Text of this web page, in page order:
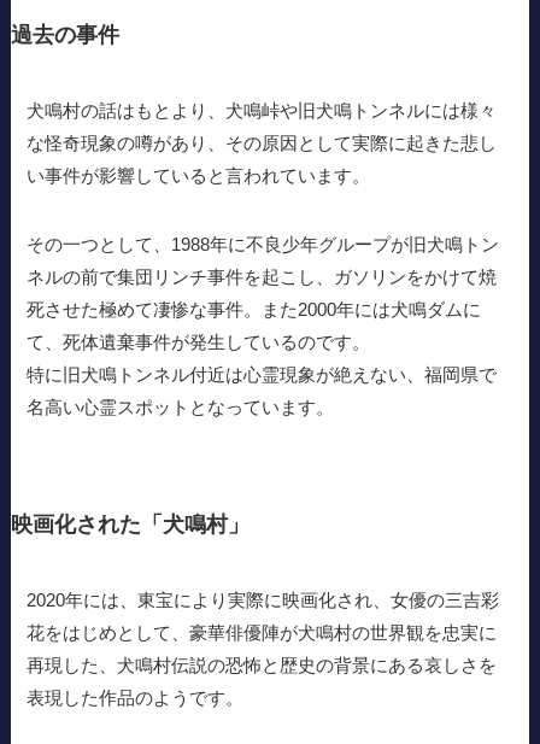
過去の事件
犬鳴村の話はもとより、犬鳴峠や旧犬鳴トンネルには様々
な怪奇現象の噂があり、その原因として実際に起きた悲し
い事件が影響していると言われています。
その一つとして、1988年に不良少年グループが旧犬鳴トン
ネルの前で集団リンチ事件を起こし、ガソリンをかけて焼
死させた極めて凄惨な事件。また2000年には犬鳴ダムに
て、死体遺棄事件が発生しているのです。
特に旧犬鳴トンネル付近は心霊現象が絶えない、福岡県で
名高い心霊スポットとなっています。
映画化された「犬鳴村」
2020年には、東宝により実際に映画化され、女優の三吉彩
花をはじめとして、豪華俳優陣が犬鳴村の世界観を忠実に
再現した、犬鳴村伝説の恐怖と歴史の背景にある哀しさを
表現した作品のようです。